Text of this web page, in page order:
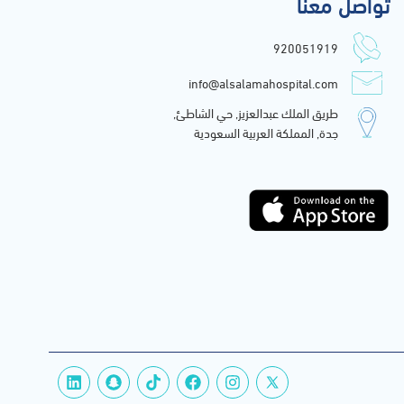
920051919
info@alsalamahospital.com
طريق الملك عبدالعزيز, حي الشاطئ,
جدة, المملكة العربية السعودية